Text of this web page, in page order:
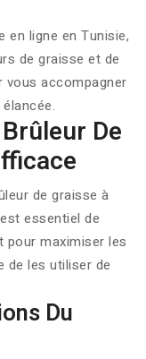
en ligne en Tunisie,
de graisse et de
vous accompagner
De
de graisse à
essentiel de
maximiser les
de les utiliser de
Du